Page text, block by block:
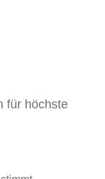
für höchste